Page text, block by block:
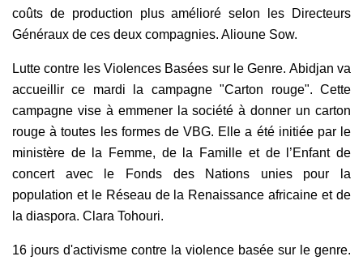
coûts de production plus amélioré selon les Directeurs
Généraux de ces deux compagnies. Alioune Sow.
Lutte contre les Violences Basées sur le Genre. Abidjan va
accueillir ce mardi la campagne "Carton rouge". Cette
campagne vise à emmener la société à donner un carton
rouge à toutes les formes de VBG. Elle a été initiée par le
ministère de la Femme, de la Famille et de l’Enfant de
concert avec le Fonds des Nations unies pour la
population et le Réseau de la Renaissance africaine et de
la diaspora. Clara Tohouri.
16 jours d'activisme contre la violence basée sur le genre.